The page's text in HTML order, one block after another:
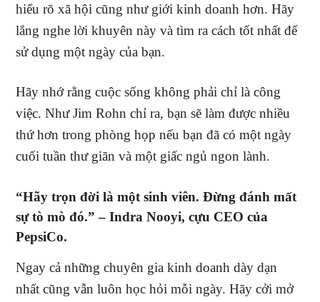
hiểu rõ xã hội cũng như giới kinh doanh hơn. Hãy
lắng nghe lời khuyên này và tìm ra cách tốt nhất để
sử dụng một ngày của bạn.
Hãy nhớ rằng cuộc sống không phải chỉ là công
việc. Như Jim Rohn chỉ ra, bạn sẽ làm được nhiều
thứ hơn trong phòng họp nếu bạn đã có một ngày
cuối tuần thư giãn và một giấc ngủ ngon lành.
“Hãy trọn đời là một sinh viên. Đừng đánh mất
sự tò mò đó.” –Indra Nooyi, cựu CEO của
PepsiCo.
Ngay cả những chuyên gia kinh doanh dày dạn
nhất cũng vẫn luôn học hỏi mỗi ngày. Hãy cởi mở